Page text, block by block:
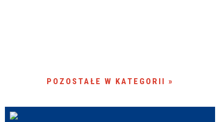
POZOSTAŁE W KATEGORII